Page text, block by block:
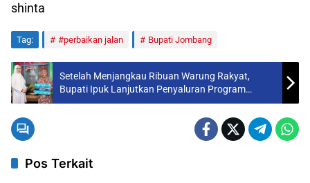
shinta
Tag: #perbaikan jalan Bupati Jombang
Setelah Menjangkau Ribuan Warung Rakyat,
Bupati Ipuk Lanjutkan Penyaluran Program
Wenak
Pos Terkait